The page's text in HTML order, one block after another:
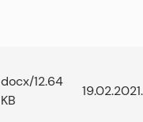
docx/12.64
KB
19.02.2021.